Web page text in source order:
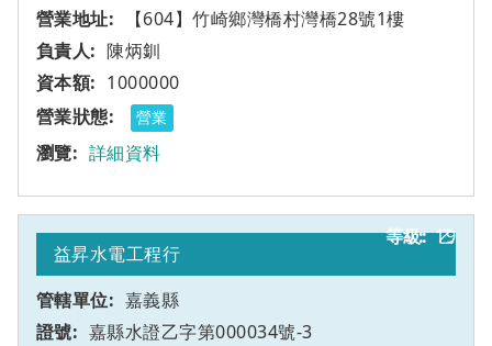
【604】竹崎鄉灣橋村灣橋28號1樓
陳炳釧
1000000
營業
詳細資料
19
益昇水電工程行
嘉義縣
嘉縣水證乙字第000034號-3
乙